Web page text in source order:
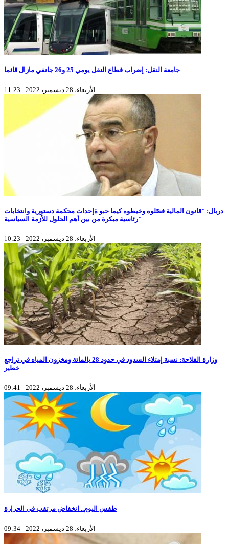
جامعة النقل: إضراب قطاع النقل يومي 25 و26 جانفي مازال قائما
الأربعاء، 28 ديسمبر، 2022 - 11:23
دربال: "قانون المالية فصّلوه وخيطوه كيما حبو ةإحداث محكمة دستورية وانتخابات
رئاسية مبكرة من بين أهم الحلول للأزمة السياسية"
الأربعاء، 28 ديسمبر، 2022 - 10:23
وزارة الفلاحة: نسبة إمتلاء السدود في حدود 28 بالمائة ومخزون المياه في تراجع
خطير
الأربعاء، 28 ديسمبر، 2022 - 09:41
طقس اليوم.. انخفاض مرتقب في الحرارة
الأربعاء، 28 ديسمبر، 2022 - 09:34